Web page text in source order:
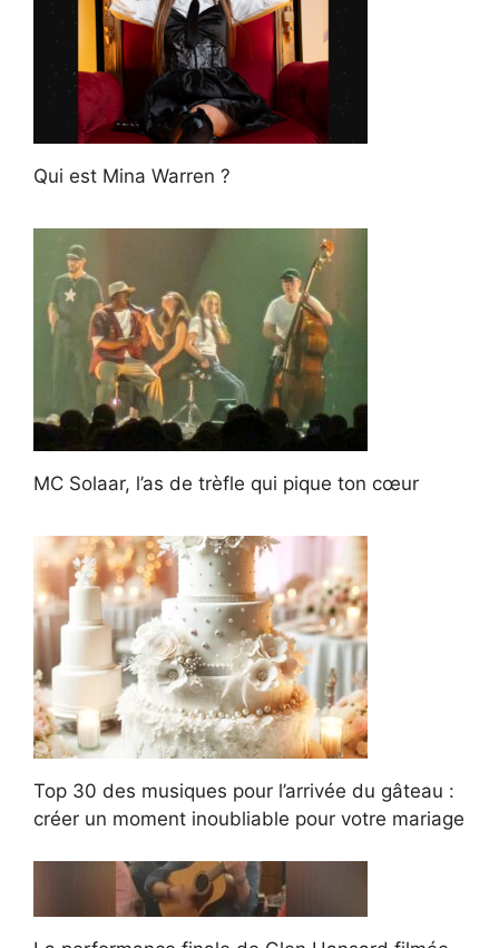
Qui est Mina Warren ?
MC Solaar, l’as de trèfle qui pique ton cœur
Top 30 des musiques pour l’arrivée du gâteau :
créer un moment inoubliable pour votre mariage